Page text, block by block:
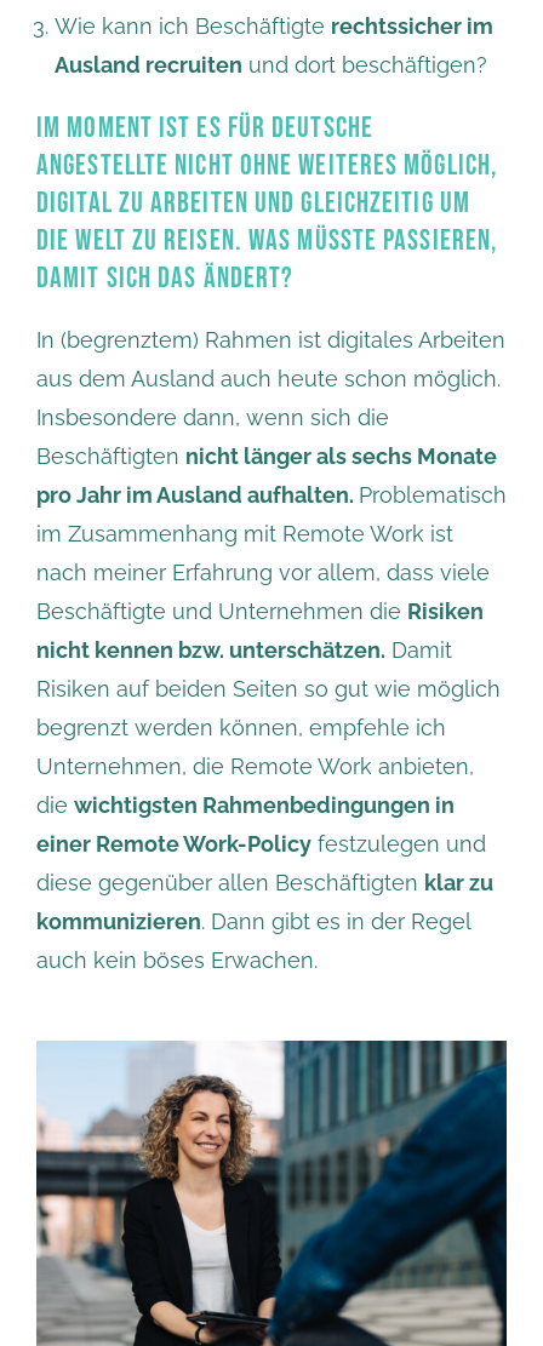
Wie kann ich Beschäftigte rechtssicher im
Ausland recruiten und dort beschäftigen?
IM MOMENT IST ES FÜR DEUTSCHE
ANGESTELLTE NICHT OHNE WEITERES MÖGLICH,
DIGITAL ZU ARBEITEN UND GLEICHZEITIG UM
DIE WELT ZU REISEN. WAS MÜSSTE PASSIEREN,
DAMIT SICH DAS ÄNDERT?
In (begrenztem) Rahmen ist digitales Arbeiten
aus dem Ausland auch heute schon möglich.
Insbesondere dann, wenn sich die
Beschäftigten nicht länger als sechs Monate
pro Jahr im Ausland aufhalten. Problematisch
im Zusammenhang mit Remote Work ist
nach meiner Erfahrung vor allem, dass viele
Beschäftigte und Unternehmen die Risiken
nicht kennen bzw. unterschätzen. Damit
Risiken auf beiden Seiten so gut wie möglich
begrenzt werden können, empfehle ich
Unternehmen, die Remote Work anbieten,
die wichtigsten Rahmenbedingungen in
einer Remote Work-Policy festzulegen und
diese gegenüber allen Beschäftigten klar zu
kommunizieren. Dann gibt es in der Regel
auch kein böses Erwachen.